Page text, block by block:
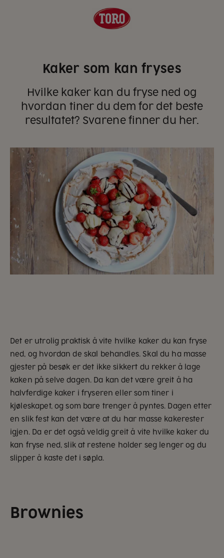
Kaker som kan fryses
Hvilke kaker kan du fryse ned og
hvordan tiner du dem for det beste
resultatet? Svarene finner du her.
Det er utrolig praktisk å vite hvilke kaker du kan fryse
ned, og hvordan de skal behandles. Skal du ha masse
gjester på besøk er det ikke sikkert du rekker å lage
kaken på selve dagen. Da kan det være greit å ha
halvferdige kaker i fryseren eller som tiner i
kjøleskapet, og som bare trenger å pyntes. Dagen etter
en slik fest kan det være at du har masse kakerester
igjen. Da er det også veldig greit å vite hvilke kaker du
kan fryse ned, slik at restene holder seg lenger og du
slipper å kaste det i søpla.
Brownies